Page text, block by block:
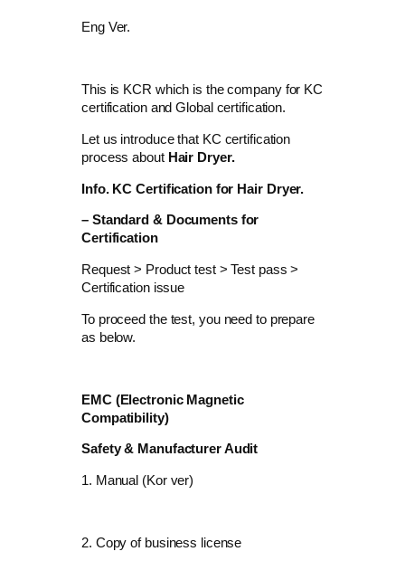
Eng Ver.
This is KCR which is the company for KC
certification and Global certification.
Let us introduce that KC certification
process about Hair Dryer.
Info. KC Certification for Hair Dryer.
– Standard & Documents for
Certification
Request > Product test > Test pass >
Certification issue
To proceed the test, you need to prepare
as below.
EMC (Electronic Magnetic
Compatibility)
Safety & Manufacturer Audit
1. Manual (Kor ver)
2. Copy of business license